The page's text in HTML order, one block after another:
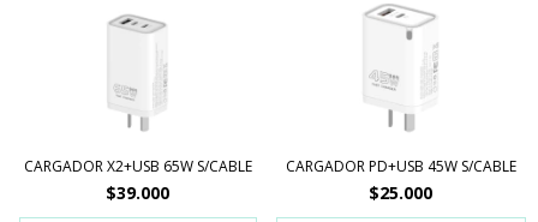
CARGADOR X2+USB 65W S/CABLE
$39.000
CARGADOR PD+USB 45W S/CABLE
$25.000